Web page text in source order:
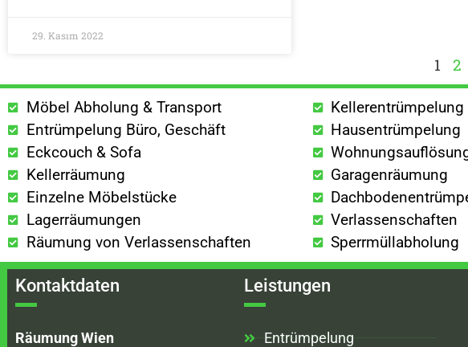
29. Kasım 2022
1 2
Möbel Abholung & Transport
Entrümpelung Büro, Geschäft
Eckcouch & Sofa
Kellerräumung
Einzelne Möbelstücke
Lagerräumungen
Räumung von Verlassenschaften
Kellerentrümpelung
Hausentrümpelung
Garagenräumung
Verlassenschaften
Sperrmüllabholung
Kontaktdaten
Räumung Wien
Leistungen
Entrümpelung